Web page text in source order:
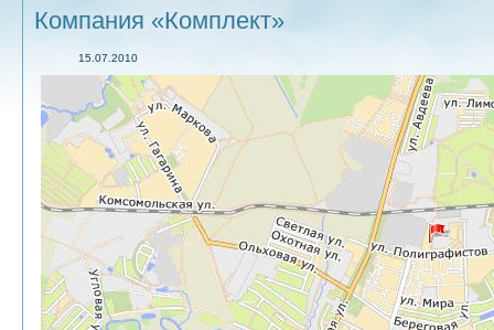
Компания «Комплект»
15.07.2010